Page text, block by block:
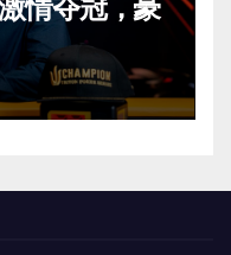
情夺冠，豪